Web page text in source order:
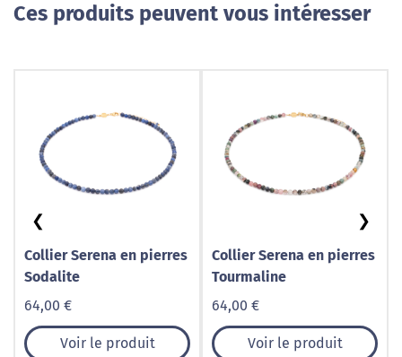
Ces produits peuvent vous intéresser
Collier Serena en pierres
Sodalite
64,00 €
Voir le produit
Collier Serena en pierres
Tourmaline
64,00 €
Voir le produit
❮ ❯